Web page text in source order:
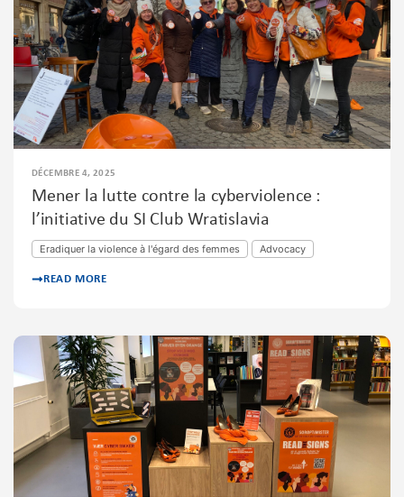
DÉCEMBRE 4, 2025
Mener la lutte contre la cyberviolence :
l’initiative du SI Club Wratislavia
Eradiquer la violence à l'égard des femmes Advocacy
READ MORE